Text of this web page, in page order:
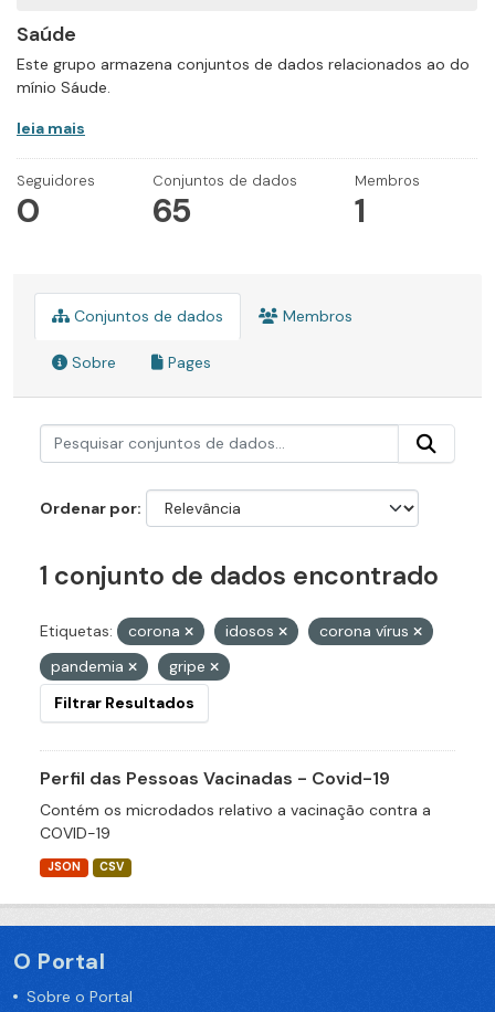
Saúde
Este grupo armazena conjuntos de dados relacionados ao do
mínio Sáude.
leia mais
Seguidores
0
Conjuntos de dados
65
Membros
1
Conjuntos de dados Membros
Sobre Pages
Ordenar por
1 conjunto de dados encontrado
Etiquetas: corona idosos
corona vírus
pandemia
gripe
Filtrar Resultados
Perfil das Pessoas Vacinadas - Covid-19
Contém os microdados relativo a vacinação contra a
COVID-19
JSON CSV
O Portal
Sobre o Portal